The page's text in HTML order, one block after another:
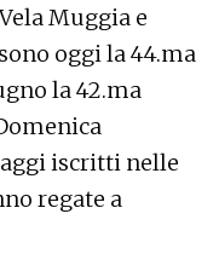
Muggia e
oggi la 44.ma
la 42.ma
iscritti nelle
regate a